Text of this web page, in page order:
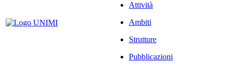
Attività
Ambiti
Strutture
Pubblicazioni